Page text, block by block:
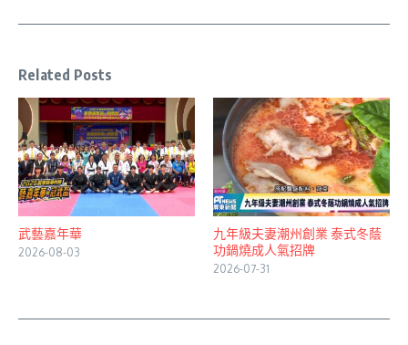
Related Posts
武藝嘉年華
2026-08-03
九年級夫妻潮州創業 泰式冬蔭
功鍋燒成人氣招牌
2026-07-31